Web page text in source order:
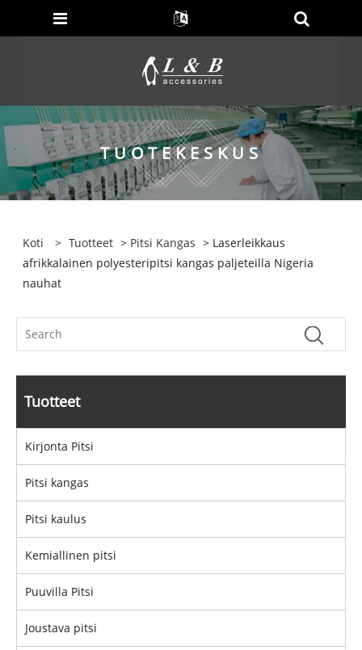
TUOTEKESKUS
Koti > Tuotteet > Pitsi Kangas > Laserleikkaus
afrikkalainen polyesteripitsi kangas paljeteilla Nigeria
nauhat
Tuotteet
Kirjonta Pitsi
Pitsi kangas
Pitsi kaulus
Kemiallinen pitsi
Puuvilla Pitsi
Joustava pitsi